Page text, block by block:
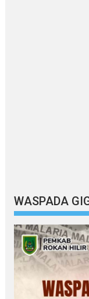
WASPADA